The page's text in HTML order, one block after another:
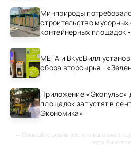
Минприроды
строительство мусорных
контейнерных площадок
МЕГА и ВкусВилл
сбора вторсырья -
Приложение «Экопульс»
площадок запустят в
Экономика»
-- Начинайте делать все, что вы можете
хотя бы